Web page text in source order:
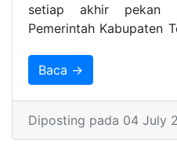
setiap akhir pekan
Pemerintah Kabupaten
menyerap aspirasi
Baca →
Diposting pada 04 July